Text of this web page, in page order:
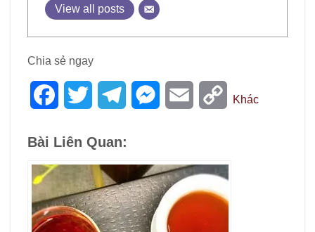
View all posts
Chia sẻ ngay
FacebookTwitter TelegramMessenger
Email Copy
Khác
Bài Liên Quan: